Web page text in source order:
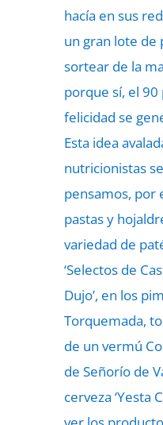
hacía en sus
un gran lote de
sortear de la
porque sí, el
felicidad se
Esta idea
nutricionistas
pensamos, por
pastas y
variedad de
‘Selectos de
Dujo’, en los
Torquemada,
de un vermú
de Señorío de
cerveza ‘Yesta